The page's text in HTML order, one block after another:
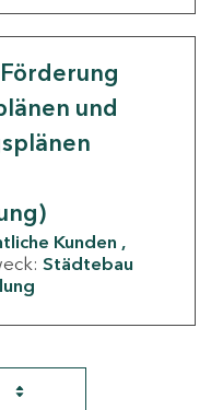
und
Kunden
Städtebau